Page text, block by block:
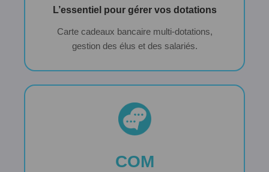
L’essentiel pour gérer vos dotations
Carte cadeaux bancaire multi-dotations,
gestion des élus et des salariés.
COM